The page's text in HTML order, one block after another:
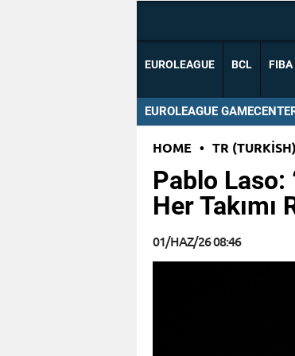
EUROLEAGUE BCL FIBA
EUROLEAGUE
HOME • TR (TURKISH)
Pablo Laso:
Her Takımı
01/HAZ/26 08:46